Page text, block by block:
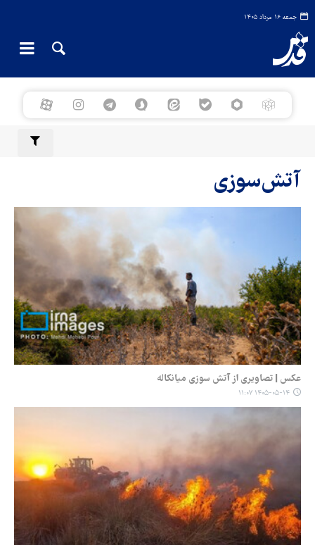
جمعه ۱۶ مرداد ۱۴۰۵
آتش‌سوزی
عکس | تصاویری از آتش سوزی میانکاله
۱۴۰۵-۰۵-۱۴ ۱۱:۰۷